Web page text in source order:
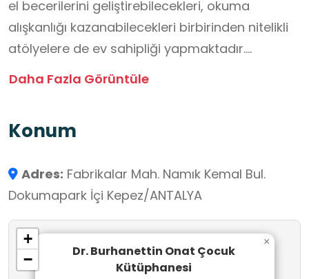
el becerilerini geliştirebilecekleri, okuma
alışkanlığı kazanabilecekleri birbirinden nitelikli
atölyelere de ev sahipliği yapmaktadır.
Kütüphane, yaklaşık 30 öğrenci ağırlayabilecek
Daha Fazla Görüntüle
Konum
Adres: Fabrikalar Mah. Namık Kemal Bul.
Dokumapark İçi Kepez/ANTALYA
Dr. Burhanettin Onat Çocuk
Kütüphanesi
×
+
−